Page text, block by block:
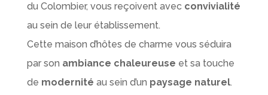
du Colombier, vous reçoivent avec convivialité
au sein de leur établissement.
Cette maison d’hôtes de charme vous séduira
par son ambiance chaleureuse et sa touche
de modernité au sein d’un paysage naturel.